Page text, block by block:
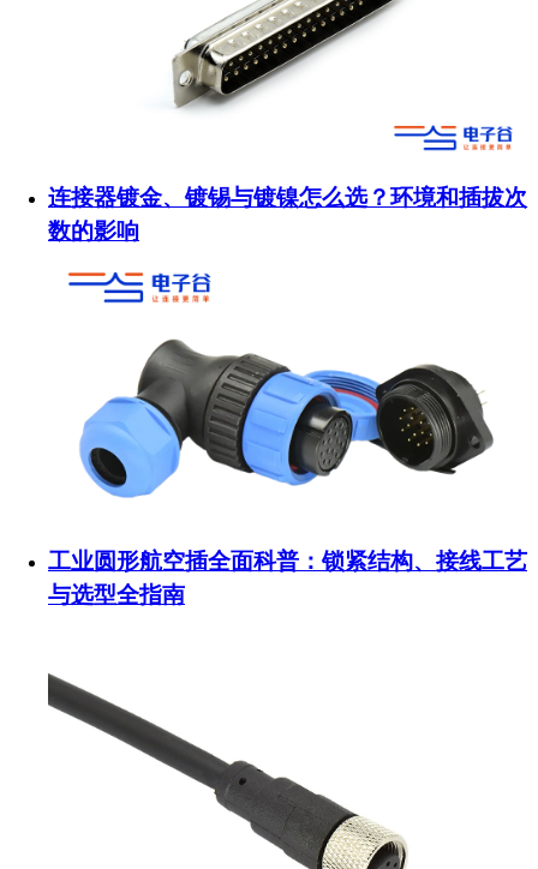
连接器镀金、镀锡与镀镍怎么选？环境和插拔次
数的影响
工业圆形航空插全面科普：锁紧结构、接线工艺
与选型全指南